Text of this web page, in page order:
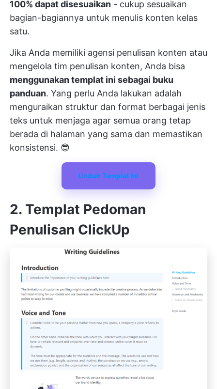
100% dapat disesuaikan - cukup sesuaikan
bagian-bagiannya untuk menulis konten kelas
satu.
Jika Anda memiliki agensi penulisan konten atau
mengelola tim penulisan konten, Anda bisa
menggunakan templat ini sebagai buku
panduan. Yang perlu Anda lakukan adalah
menguraikan struktur dan format berbagai jenis
teks untuk menjaga agar semua orang tetap
berada di halaman yang sama dan memastikan
konsistensi. 😎
Unduh Templat Ini
2. Templat Pedoman
Penulisan ClickUp